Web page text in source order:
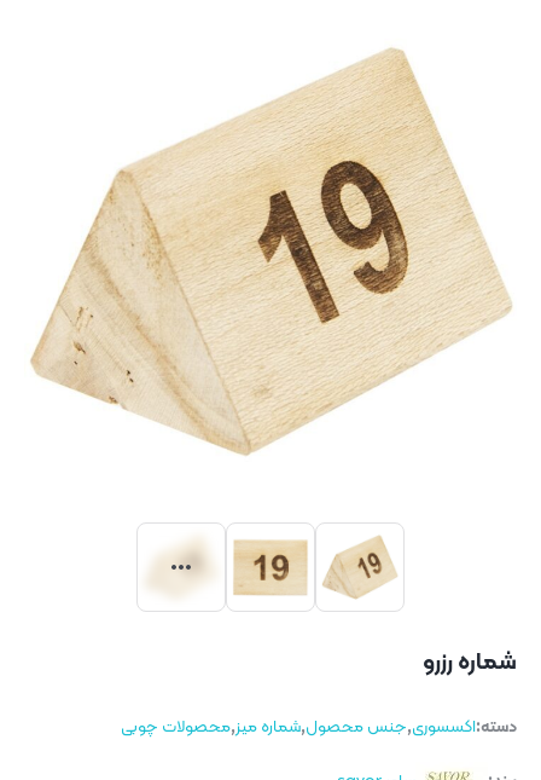
شماره رزرو
دسته:اکسسوری,جنس محصول,شماره میز,محصولات چوبی